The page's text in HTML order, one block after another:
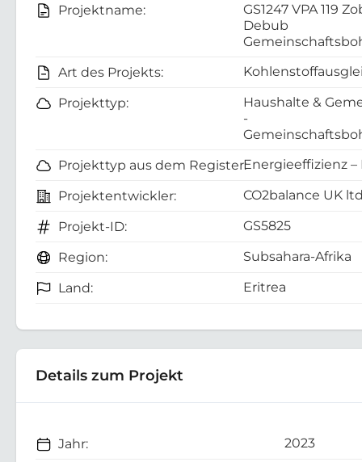
Projektname:
GS1247 VPA 119
Debub
Art des Projekts:
Projekttyp:
Haushalte &
-
Projekttyp aus dem Register:Energieeffizienz –
Projektentwickler: CO2balance UK
Projekt-ID: GS5825
Region: Subsahara-Afrika
Land: Eritrea
Details zum Projekt
Jahr: 2023